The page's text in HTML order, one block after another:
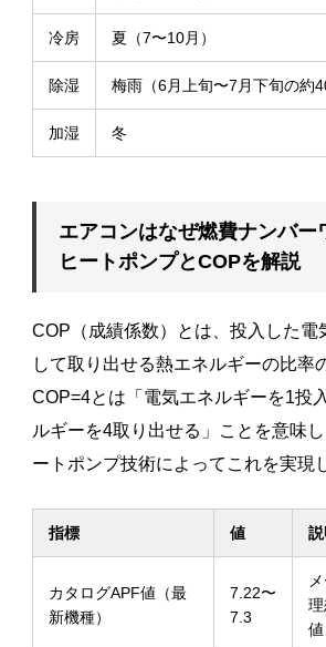
冷房 夏（7〜10月）
除湿 梅雨（6月上旬〜7月下旬の約
加湿 冬
エアコンはなぜ燃費ナンバー
ヒートポンプとCOPを解説
COP（成績係数）とは、投入した電
して取り出せる熱エネルギーの比率
COP=4とは「電気エネルギーを1投
ルギーを4取り出せる」ことを意味
ートポンプ技術によってこれを実現
指標 値 説
カタログAPF値（最
新機種）
7.22〜
7.3
値